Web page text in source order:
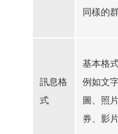
同樣的
訊息格
式
基本格式
例如文
圖、照
券、影